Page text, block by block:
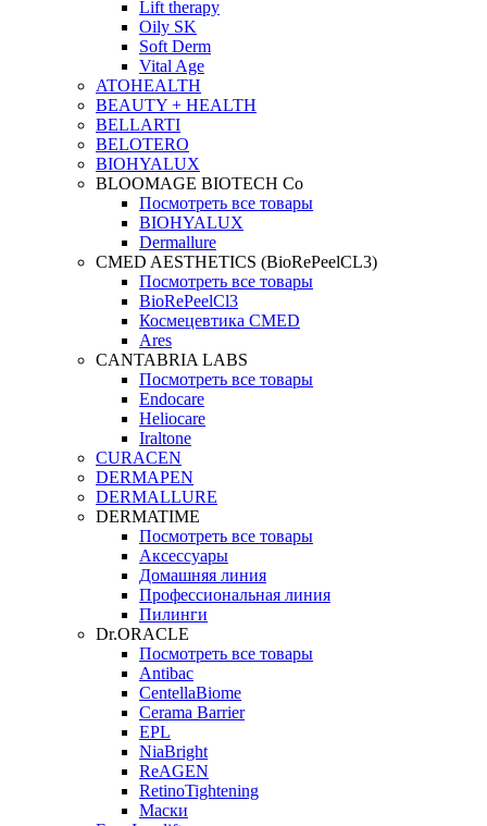
Lift therapy
Oily SK
Soft Derm
Vital Age
ATOHEALTH
BEAUTY + HEALTH
BELLARTI
BELOTERO
BIOHYALUX
BLOOMAGE BIOTECH Co
Посмотреть все товары
BIOHYALUX
Dermallure
CMED AESTHETICS (BioRePeelCL3)
Посмотреть все товары
BioRePeelCl3
Космецевтика CMED
Ares
CANTABRIA LABS
Посмотреть все товары
Endocare
Heliocare
Iraltone
CURACEN
DERMAPEN
DERMALLURE
DERMATIME
Посмотреть все товары
Аксессуары
Домашняя линия
Профессиональная линия
Пилинги
Dr.ORACLE
Посмотреть все товары
Antibac
CentellaBiome
Cerama Barrier
EPL
NiaBright
ReAGEN
RetinoTightening
Маски